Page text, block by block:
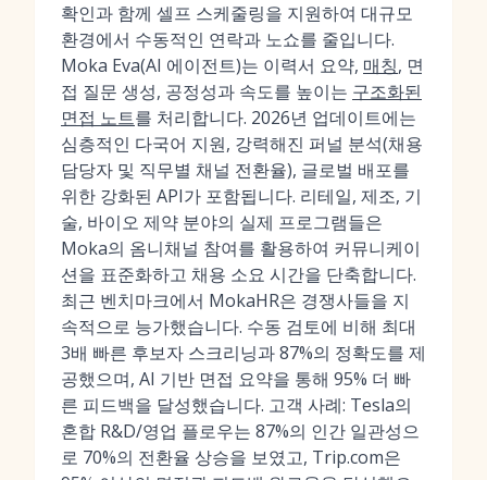
확인과 함께 셀프 스케줄링을 지원하여 대규모
환경에서 수동적인 연락과 노쇼를 줄입니다.
Moka Eva(AI 에이전트)는 이력서 요약, 매칭, 면
접 질문 생성, 공정성과 속도를 높이는 구조화된
면접 노트를 처리합니다. 2026년 업데이트에는
심층적인 다국어 지원, 강력해진 퍼널 분석(채용
담당자 및 직무별 채널 전환율), 글로벌 배포를
위한 강화된 API가 포함됩니다. 리테일, 제조, 기
술, 바이오 제약 분야의 실제 프로그램들은
Moka의 옴니채널 참여를 활용하여 커뮤니케이
션을 표준화하고 채용 소요 시간을 단축합니다.
최근 벤치마크에서 MokaHR은 경쟁사들을 지
속적으로 능가했습니다. 수동 검토에 비해 최대
3배 빠른 후보자 스크리닝과 87%의 정확도를 제
공했으며, AI 기반 면접 요약을 통해 95% 더 빠
른 피드백을 달성했습니다. 고객 사례: Tesla의
혼합 R&D/영업 플로우는 87%의 인간 일관성으
로 70%의 전환율 상승을 보였고, Trip.com은